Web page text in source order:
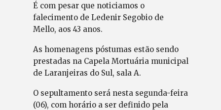
É com pesar que noticiamos o
falecimento de Ledenir Segobio de
Mello, aos 43 anos.
As homenagens póstumas estão sendo
prestadas na Capela Mortuária municipal
de Laranjeiras do Sul, sala A.
O sepultamento será nesta segunda-feira
(06), com horário a ser definido pela